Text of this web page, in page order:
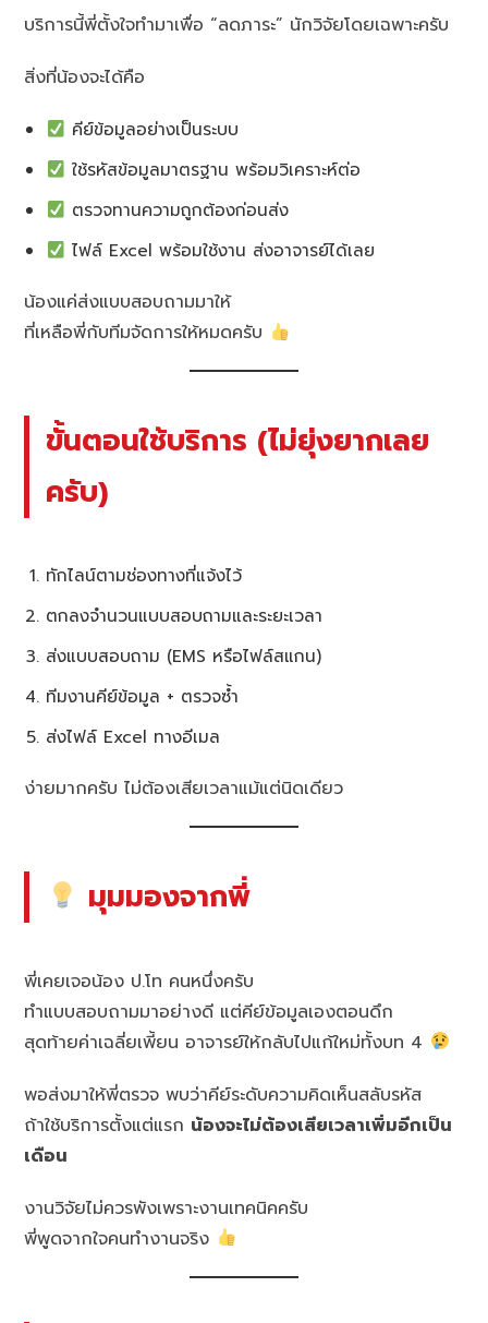
บริการนี้พี่ตั้งใจทำมาเพื่อ “ลดภาระ” นักวิจัยโดยเฉพาะครับ
สิ่งที่น้องจะได้คือ
คีย์ข้อมูลอย่างเป็นระบบ
ใช้รหัสข้อมูลมาตรฐาน พร้อมวิเคราะห์ต่อ
ตรวจทานความถูกต้องก่อนส่ง
ไฟล์ Excel พร้อมใช้งาน ส่งอาจารย์ได้เลย
น้องแค่ส่งแบบสอบถามมาให้
ที่เหลือพี่กับทีมจัดการให้หมดครับ
ขั้นตอนใช้บริการ (ไม่ยุ่งยากเลย
ครับ)
ทักไลน์ตามช่องทางที่แจ้งไว้
ตกลงจำนวนแบบสอบถามและระยะเวลา
ส่งแบบสอบถาม (EMS หรือไฟล์สแกน)
ทีมงานคีย์ข้อมูล + ตรวจซ้ำ
ส่งไฟล์ Excel ทางอีเมล
ง่ายมากครับ ไม่ต้องเสียเวลาแม้แต่นิดเดียว
มุมมองจากพี่
พี่เคยเจอน้อง ป.โท คนหนึ่งครับ
ทำแบบสอบถามมาอย่างดี แต่คีย์ข้อมูลเองตอนดึก
สุดท้ายค่าเฉลี่ยเพี้ยน อาจารย์ให้กลับไปแก้ใหม่ทั้งบท 4
พอส่งมาให้พี่ตรวจ พบว่าคีย์ระดับความคิดเห็นสลับรหัส
ถ้าใช้บริการตั้งแต่แรก น้องจะไม่ต้องเสียเวลาเพิ่มอีกเป็น
เดือน
งานวิจัยไม่ควรพังเพราะงานเทคนิคครับ
พี่พูดจากใจคนทำงานจริง